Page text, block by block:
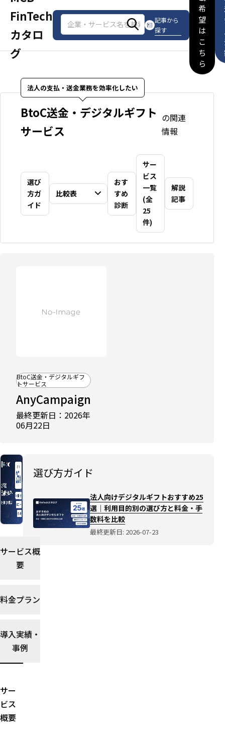
FinTech
カタロ
グ
記事から
探す
希
望
は
こ
ち
ら
法人の支払・送金業務を効率化したい
BtoC送金・デジタルギフト
サービス
の関連
情報
選び
方ガ
イド
比較表
おす
すめ
診断
サー
ビス
一覧
(全
25
件)
解説
記事
BtoC送金・デジタルギフ
トサービス
AnyCampaign
最終更新日：2026年
06月22日
中
法人
向け
デジ
タル
め
25
利用
目的
別の
方と
料を
比較
方ガ
イド
サービス概
要
料金プラン
導入実績・
事例
サー
ビス
概要
選び方ガイド
法人向けデジタルギフトおすすめ25
選｜利用目的別の選び方と料金・手
数料を比較
最終更新日: 2026-07-23